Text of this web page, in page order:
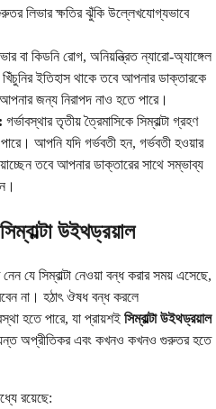
লিভার ক্ষতির ঝুঁকি উল্লেখযোগ্যভাবে
বা কিডনি রোগ, অনিয়ন্ত্রিত ন্যারো-অ্যাঙ্গেল
ইতিহাস থাকে তবে আপনার ডাক্তারকে
আপনার জন্য নিরাপদ নাও হতে পারে।
গর্ভাবস্থার তৃতীয় ত্রৈমাসিকে সিম্বাল্টা গ্রহণ
আপনি যদি গর্ভবতী হন, গর্ভবতী হওয়ার
তবে আপনার ডাক্তারের সাথে সম্ভাব্য
উইথড্রয়াল
যে সিম্বাল্টা নেওয়া বন্ধ করার সময় এসেছে,
না। হঠাৎ ঔষধ বন্ধ করলে
হতে পারে, যা প্রায়শই সিম্বাল্টা উইথড্রয়াল
অপ্রীতিকর এবং কখনও কখনও গুরুতর হতে
রয়েছে: